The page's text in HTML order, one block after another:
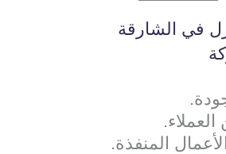
في الشارقة
المنفذة.